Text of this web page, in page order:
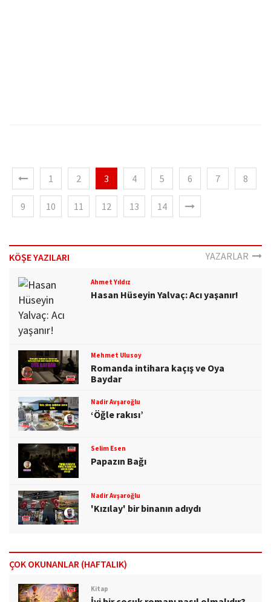
1 2 3 4 5 6 7 8
9 10 11 12 13 14
KÖŞE YAZILARI YAZARLAR
Ahmet Yıldız
Hasan Hüseyin Yalvaç: Acı yaşanır!
Mehmet Ulusoy
Romanda intihara kaçış ve Oya
Baydar
Nadir Avşaroğlu
‘Öğle rakısı’
Selim Esen
Papazın Bağı
Nadir Avşaroğlu
'Kızılay' bir binanın adıydı
ÇOK OKUNANLAR (HAFTALIK)
Kitap